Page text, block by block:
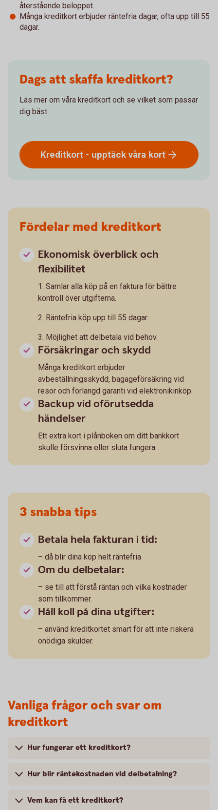
återstående beloppet.
Många kreditkort erbjuder räntefria dagar, ofta upp till 55
dagar.
Dags att skaffa kreditkort?
Läs mer om våra kreditkort och se vilket som passar
dig bäst.
Kreditkort - upptäck våra kort
Fördelar med kreditkort
Ekonomisk överblick och
flexibilitet
1. Samlar alla köp på en faktura för bättre
kontroll över utgifterna.
2. Räntefria köp upp till 55 dagar.
3. Möjlighet att delbetala vid behov.
Försäkringar och skydd
Många kreditkort erbjuder
avbeställningsskydd, bagageförsäkring vid
resor och förlängd garanti vid elektronikinköp.
Backup vid oförutsedda
händelser
Ett extra kort i plånboken om ditt bankkort
skulle försvinna eller sluta fungera.
3 snabba tips
Betala hela fakturan i tid:
– då blir dina köp helt räntefria
Om du delbetalar:
– se till att förstå räntan och vilka kostnader
som tillkommer.
Håll koll på dina utgifter:
– använd kreditkortet smart för att inte riskera
onödiga skulder.
Vanliga frågor och svar om
kreditkort
Hur fungerar ett kreditkort?
Hur blir räntekostnaden vid delbetalning?
Vem kan få ett kreditkort?